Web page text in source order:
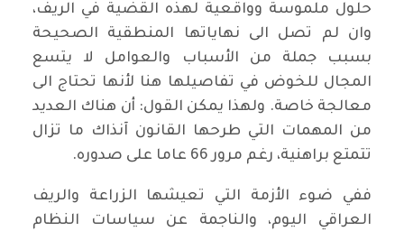
حلول ملموسة وواقعية لهذه القضية في الريف،
وان لم تصل الى نهاياتها المنطقية الصحيحة
بسبب جملة من الأسباب والعوامل لا يتسع
المجال للخوض في تفاصيلها هنا لأنها تحتاج الى
معالجة خاصة. ولهذا يمكن القول: أن هناك العديد
من المهمات التي طرحها القانون آنذاك ما تزال
تتمتع براهنية، رغم مرور 66 عاما على صدوره.
ففي ضوء الأزمة التي تعيشها الزراعة والريف
العراقي اليوم، والناجمة عن سياسات النظام